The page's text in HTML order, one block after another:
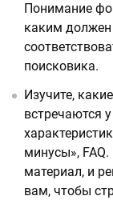
Понимание
каким
поисковика.
Изучите,
встречаются
минусы»,
материал, и
вам, чтобы